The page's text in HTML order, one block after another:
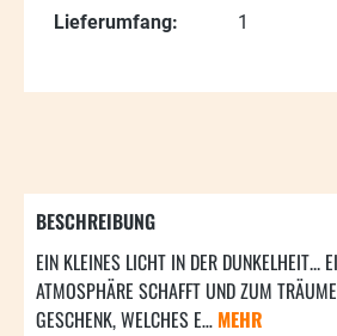
Lieferumfang:
1
BESCHREIBUNG
EIN KLEINES LICHT IN DER DUNKELHEIT...
ATMOSPHÄRE SCHAFFT UND ZUM
GESCHENK, WELCHES E… MEHR